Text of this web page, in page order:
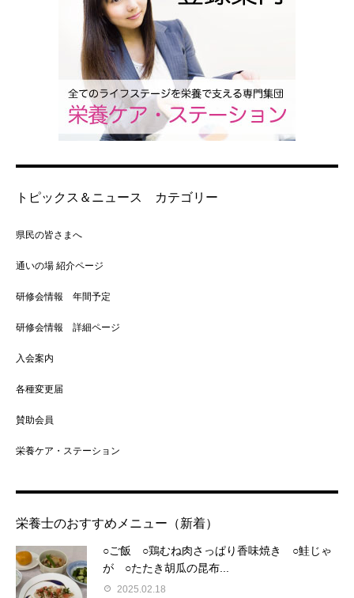
トピックス＆ニュース カテゴリー
県民の皆さまへ
通いの場 紹介ページ
研修会情報 年間予定
研修会情報 詳細ページ
入会案内
各種変更届
賛助会員
栄養ケア・ステーション
栄養士のおすすめメニュー（新着）
○ご飯 ○鶏むね肉さっぱり香味焼き ○鮭じゃ
が ○たたき胡瓜の昆布...
2025.02.18